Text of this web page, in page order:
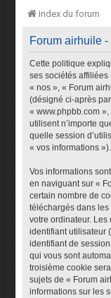
Index du forum
Forum airhuile
Cette politique
ses sociétés
« nos », « Forum
(désigné ci-après
« www.phpbb.com
utilisent n’importe
quelle session
« vos informations »).
Vos informations
en naviguant sur «
certain nombre de
téléchargés dans
votre ordinateur. Les
identifiant utilisateur
identifiant de
qui vous sont
troisième cookie
sujets de « Forum
informations sur les